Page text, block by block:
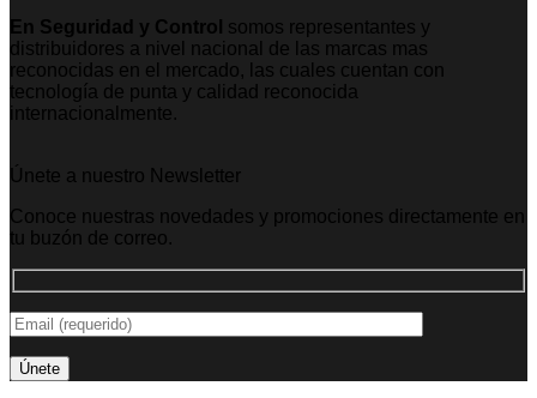
En Seguridad y Control somos representantes y
distribuidores a nivel nacional de las marcas mas
reconocidas en el mercado, las cuales cuentan con
tecnología de punta y calidad reconocida
internacionalmente.
Únete a nuestro Newsletter
Conoce nuestras novedades y promociones directamente en
tu buzón de correo.